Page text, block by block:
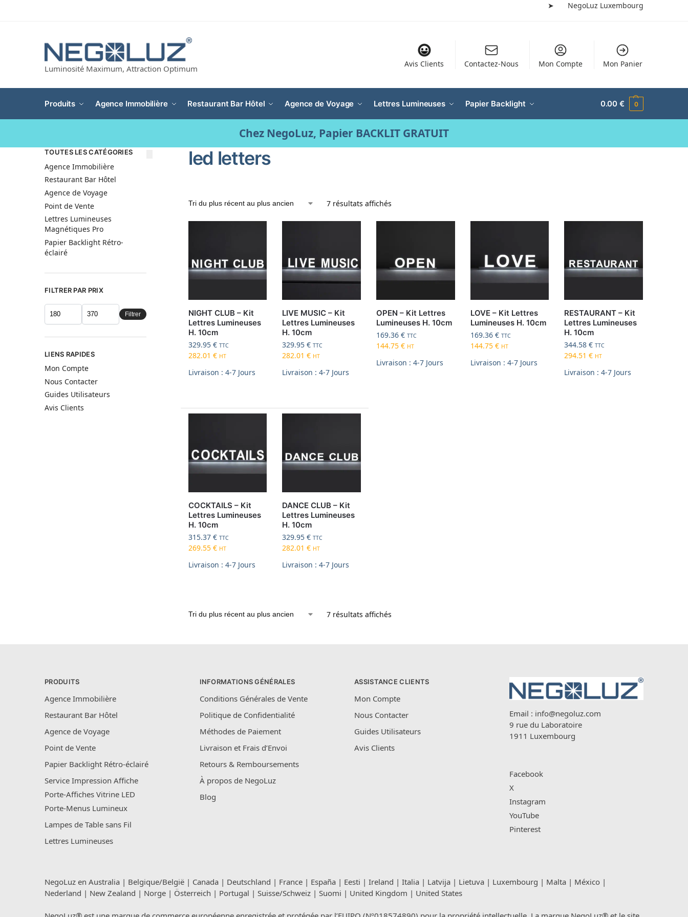
➤ NegoLuz Luxembourg
Luminosité Maximum, Attraction Optimum
Avis Clients Contactez-Nous Mon Compte Mon Panier
Produits Agence Immobilière Restaurant Bar Hôtel Agence de Voyage Lettres Lumineuses Papier Backlight 0.00€ 0
Chez NegoLuz, Papier BACKLIT GRATUIT
led letters
7 résultats affichés
NIGHT CLUB – Kit
Lettres Lumineuses
H. 10cm
329.95 € TTC
282.01 € HT
Livraison : 4-7 Jours
LIVE MUSIC – Kit
Lettres Lumineuses
H. 10cm
329.95€ TTC
282.01€ HT
Livraison : 4-7 Jours
OPEN – Kit Lettres
Lumineuses H. 10cm
169.36€ TTC
144.75€ HT
Livraison : 4-7 Jours
LOVE – Kit Lettres
Lumineuses H. 10cm
169.36 € TTC
144.75 € HT
Livraison : 4-7 Jours
RESTAURANT – Kit
Lettres Lumineuses
H. 10cm
344.58€ TTC
294.51€ HT
Livraison : 4-7 Jours
COCKTAILS – Kit
Lettres Lumineuses
H. 10cm
315.37 € TTC
269.55 € HT
Livraison : 4-7 Jours
DANCE CLUB – Kit
Lettres Lumineuses
H. 10cm
329.95€ TTC
282.01€ HT
Livraison : 4-7 Jours
7 résultats affichés
TOUTES LES CATÉGORIES
Agence Immobilière
Restaurant Bar Hôtel
Agence de Voyage
Point de Vente
Lettres Lumineuses
Magnétiques Pro
Papier Backlight Rétro-
éclairé
FILTRER PAR PRIX
Filtrer
LIENS RAPIDES
Mon Compte
Nous Contacter
Guides Utilisateurs
Avis Clients
PRODUITS
Agence Immobilière
Restaurant Bar Hôtel
Agence de Voyage
Point de Vente
Papier Backlight Rétro-éclairé
Service Impression Affiche
Porte-Affiches Vitrine LED
Porte-Menus Lumineux
Lampes de Table sans Fil
Lettres Lumineuses
INFORMATIONS GÉNÉRALES
Conditions Générales de Vente
Politique de Confidentialité
Méthodes de Paiement
Livraison et Frais d’Envoi
Retours & Remboursements
À propos de NegoLuz
Blog
ASSISTANCE CLIENTS
Mon Compte
Nous Contacter
Guides Utilisateurs
Avis Clients
Email : info@negoluz.com
9 rue du Laboratoire
1911 Luxembourg
Facebook
X
Instagram
YouTube
Pinterest
NegoLuz en Australia | Belgique/België | Canada | Deutschland | France | España | Eesti | Ireland | Italia | Latvija | Lietuva | Luxembourg | Malta | México |
Nederland | New Zealand | Norge | Österreich | Portugal | Suisse/Schweiz | Suomi | United Kingdom | United States